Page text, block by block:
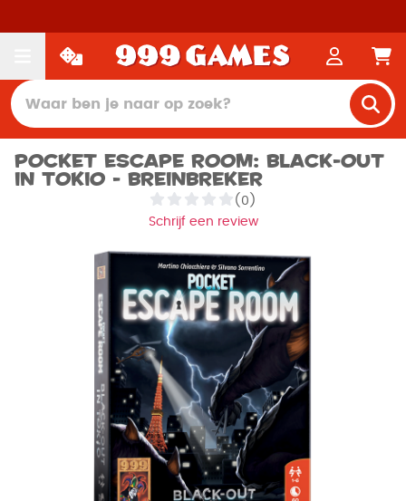
Pocket Escape Room: Black-out
in Tokio - Breinbreker
(0)
Schrijf een review